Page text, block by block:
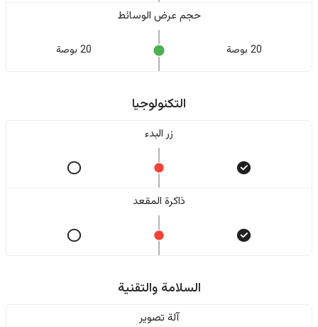
حجم عرض الوسائط
20 بوصة 20 بوصة
التكنولوجيا
زر البدء
ذاكرة المقعد
السلامة والتقنية
آلة تصوير